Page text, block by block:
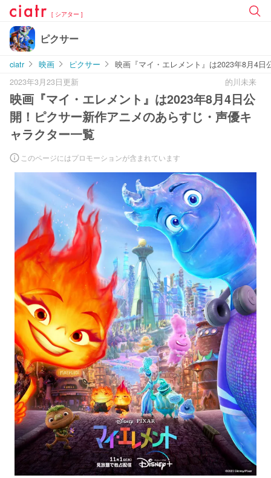
[ シアター ]
ピクサー
ciatr 映画 ピクサー
映画『マイ・エレメント』は2023年8月4
2023年3月23日更新
的川未来
映画『マイ・エレメント』は2023年8月4日公
開！ピクサー新作アニメのあらすじ・声優キ
ャラクター一覧
このページにはプロモーションが含まれています